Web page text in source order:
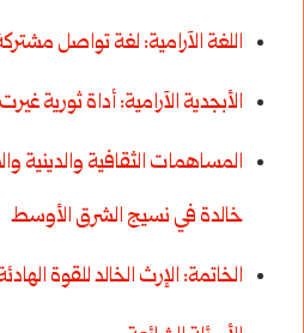
اللغة الآرامية: لغة تواصل
الأبجدية الآرامية: أداة ثورية
المساهمات الثقافية والدينية
خالدة في نسيج الشرق الأوسط
الخاتمة: الإرث الخالد للقوة